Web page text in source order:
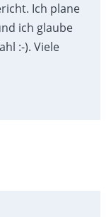
Ich plane
ich glaube
:-). Viele